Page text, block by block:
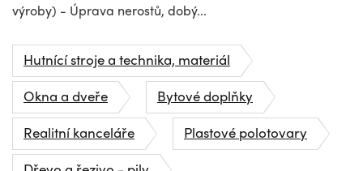
výroby) - Úprava nerostů, dobý...
Hutnící stroje a technika, materiál
Okna a dveře
Bytové doplňky
Realitní kanceláře
Plastové polotovary